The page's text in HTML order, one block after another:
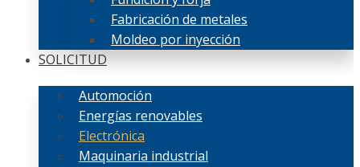
Fabricación de metales
Moldeo por inyección
SOLICITUD
Automoción
Energías renovables
Electrónica
Maquinaria industrial